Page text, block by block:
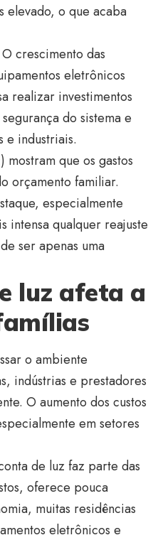
elevado, o que acaba
crescimento das
eletrônicos
realizar investimentos
do sistema e
e industriais.
que os gastos
orçamento familiar.
especialmente
intensa qualquer reajuste
ser apenas uma
luz afeta a
o ambiente
indústrias e prestadores
O aumento dos custos
em setores
de luz faz parte das
oferece pouca
muitas residências
eletrônicos e